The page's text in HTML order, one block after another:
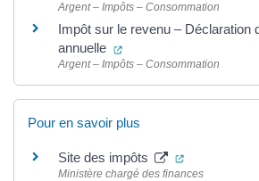
Argent – Impôts – Consommation
Impôt sur le revenu – Déclaration
annuelle
(ouverture dans un
Argent – Impôts – Consommation
Pour en savoir plus
Site des impôts (ouverture
Ministère chargé des finances